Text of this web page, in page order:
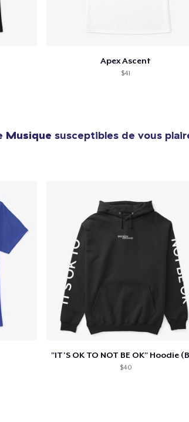
Apex Ascent
$41
Musique susceptibles de vous
$40